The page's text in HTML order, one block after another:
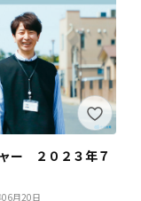
ー ２０２３年７
月20日